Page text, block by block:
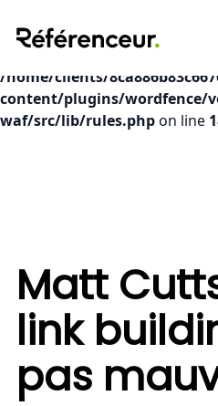
Deprecated: preg_replace():
($subject) of type array|string
/home/clients/
content/plugins/wordfence/
waf/src/lib/rules.phpon line
Matt
link
pas